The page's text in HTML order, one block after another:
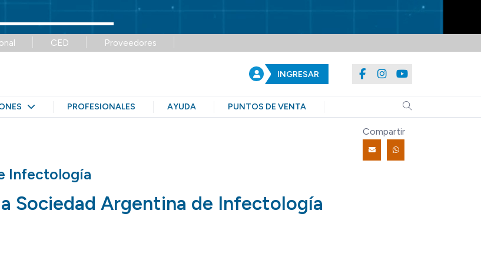
CED Proveedores
INGRESAR
PROFESIONALES AYUDA PUNTOS DE VENTA
Compartir
Infectología
Sociedad Argentina de Infectología